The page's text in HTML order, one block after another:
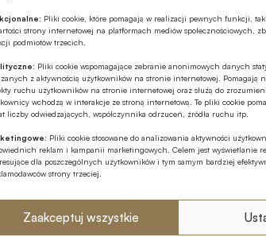
Pliki cookie, które pomagają w realizacji pewnych funkcji,
strony internetowej na platformach mediów społecznościowych,
podmiotów trzecich.
Pliki cookie wspomagające zebranie anonimowych danych
z aktywnością użytkowników na stronie internetowej. Pomagają
ruchu użytkowników na stronie internetowej oraz służą do
wchodzą w interakcje ze stroną internetową. Te pliki cookie
liczby odwiedzających, współczynnika odrzuceń, źródła ruchu itp.
Pliki cookie stosowane do analizowania aktywności
reklam i kampanii marketingowych. Celem jest wyświetlanie
dla poszczególnych użytkowników i tym samym bardziej
strony trzeciej.
Zaakceptuj wszystkie
aktywuje ją w aplikacji SGB Mobile,
opłaty za przejazdy. W aplikacji
i faktury.
bez zatrzymywania się na
połowy stycznia 2025 roku.
spółdzielcze SGB jako pierwsze
wielkopolski odcinek autostrady
prowadzonym przez Generalną